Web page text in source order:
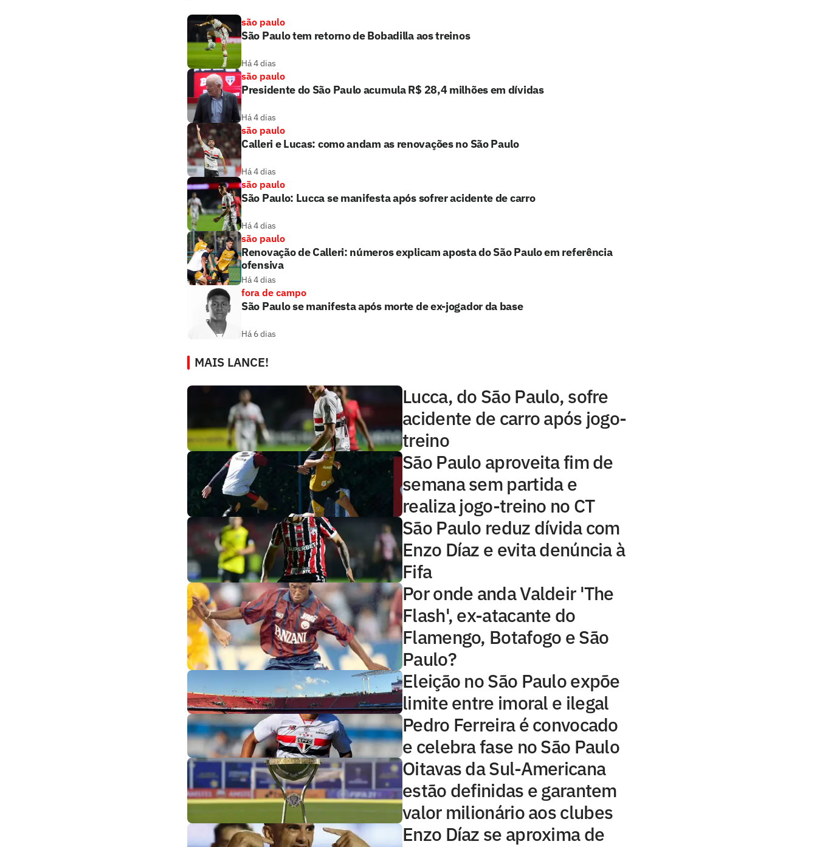
são paulo
São Paulo tem retorno de Bobadilla aos treinos
Há 4 dias
são paulo
Presidente do São Paulo acumula R$ 28,4 milhões em dívidas
Há 4 dias
são paulo
Calleri e Lucas: como andam as renovações no São Paulo
Há 4 dias
são paulo
São Paulo: Lucca se manifesta após sofrer acidente de carro
Há 4 dias
são paulo
Renovação de Calleri: números explicam aposta do São Paulo em referência
ofensiva
Há 4 dias
fora de campo
São Paulo se manifesta após morte de ex-jogador da base
Há 6 dias
MAIS LANCE!
Lucca, do São Paulo, sofre
acidente de carro após jogo-
treino
São Paulo aproveita fim de
semana sem partida e
realiza jogo-treino no CT
São Paulo reduz dívida com
Enzo Díaz e evita denúncia à
Fifa
Por onde anda Valdeir 'The
Flash', ex-atacante do
Flamengo, Botafogo e São
Paulo?
Eleição no São Paulo expõe
limite entre imoral e ilegal
Pedro Ferreira é convocado
e celebra fase no São Paulo
Oitavas da Sul-Americana
estão definidas e garantem
valor milionário aos clubes
Enzo Díaz se aproxima de